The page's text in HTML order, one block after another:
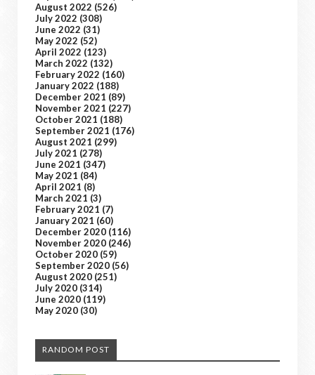
August 2022 (526)
July 2022 (308)
June 2022 (31)
May 2022 (52)
April 2022 (123)
March 2022 (132)
February 2022 (160)
January 2022 (188)
December 2021 (89)
November 2021 (227)
October 2021 (188)
September 2021 (176)
August 2021 (299)
July 2021 (278)
June 2021 (347)
May 2021 (84)
April 2021 (8)
March 2021 (3)
February 2021 (7)
January 2021 (60)
December 2020 (116)
November 2020 (246)
October 2020 (59)
September 2020 (56)
August 2020 (251)
July 2020 (314)
June 2020 (119)
May 2020 (30)
RANDOM POST